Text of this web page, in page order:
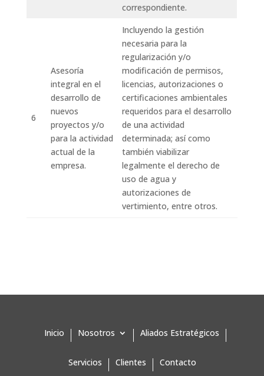
correspondiente.
6
Asesoría
integral en el
desarrollo de
nuevos
proyectos y/o
para la actividad
actual de la
empresa.
Incluyendo la gestión
necesaria para la
regularización y/o
modificación de permisos,
licencias, autorizaciones o
certificaciones ambientales
requeridos para el desarrollo
de una actividad
determinada; así como
también viabilizar
legalmente el derecho de
uso de agua y
autorizaciones de
vertimiento, entre otros.
Inicio Nosotros Aliados Estratégicos
Servicios Clientes Contacto